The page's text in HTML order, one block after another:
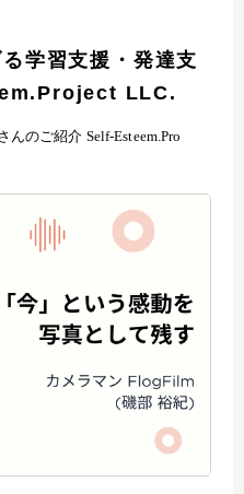
学習支援・発達支
LLC.
んのご紹介 Self-Esteem.Pro